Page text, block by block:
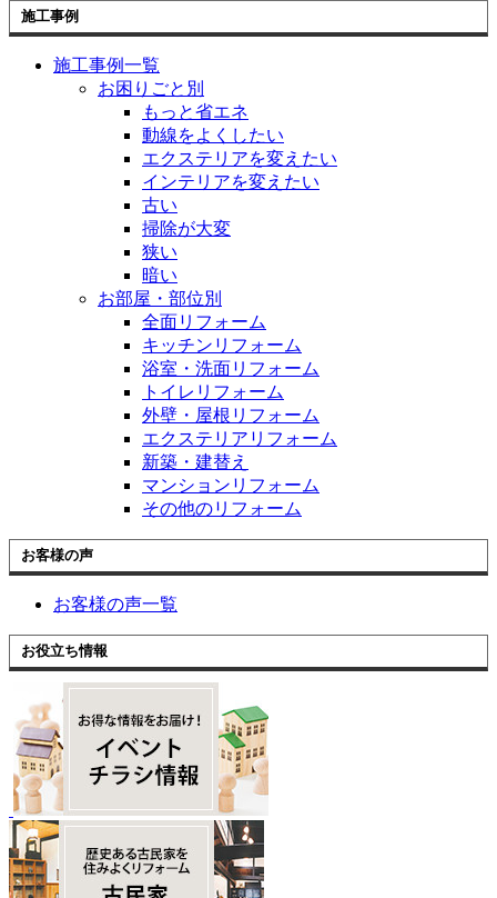
施工事例
施工事例一覧
お困りごと別
もっと省エネ
動線をよくしたい
エクステリアを変えたい
インテリアを変えたい
古い
掃除が大変
狭い
暗い
お部屋・部位別
全面リフォーム
キッチンリフォーム
浴室・洗面リフォーム
トイレリフォーム
外壁・屋根リフォーム
エクステリアリフォーム
新築・建替え
マンションリフォーム
その他のリフォーム
お客様の声
お客様の声一覧
お役立ち情報